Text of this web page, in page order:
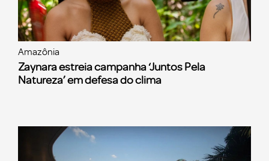
Amazônia
Zaynara estreia campanha ‘Juntos Pela
Natureza’ em defesa do clima